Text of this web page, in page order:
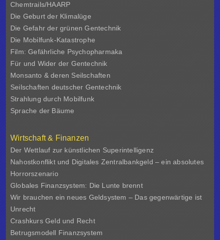
Chemtrails/HAARP
Die Geburt der Klimalüge
Die Gefahr der grünen Gentechnik
Die Mobilfunk-Katastrophe
Film: Gefährliche Psychopharmaka
Für und Wider der Gentechnik
Monsanto & deren Seilschaften
Seilschaften deutscher Gentechnik
Strahlung durch Mobilfunk
Sprache der Bäume
Wirtschaft & Finanzen
Der Wettlauf zur künstlichen Superintelligenz
Nahostkonflikt und Digitales Zentralbankgeld – ein absolutes
Horrorszenario
Globales Finanzsystem: Die Lunte brennt
Wir brauchen ein neues Geldsystem – Das gegenwärtige ist
Unrecht
Crashkurs Geld und Recht
Betrugsmodell Finanzsystem